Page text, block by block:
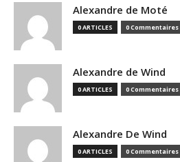
Alexandre de Moté
0 ARTICLES 0 Commentaires
Alexandre de Wind
0 ARTICLES 0 Commentaires
Alexandre De Wind
0 ARTICLES 0 Commentaires